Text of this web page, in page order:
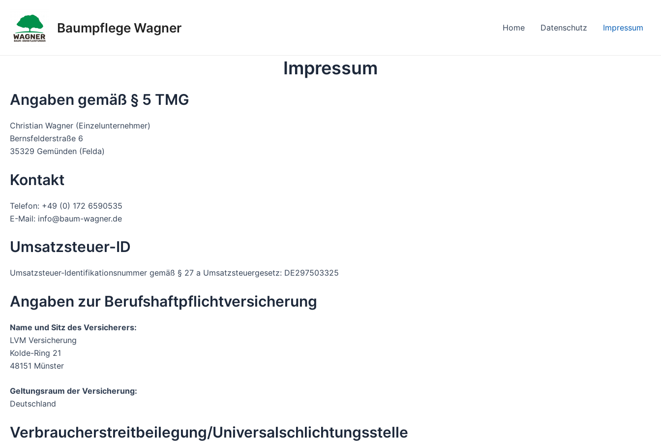
Inhalt
springen
Baumpflege Wagner Home Datenschutz Impressum
Impressum
Angaben gemäß § 5 TMG
Christian Wagner (Einzelunternehmer)
Bernsfelderstraße 6
35329 Gemünden (Felda)
Kontakt
Telefon: +49 (0) 172 6590535
E-Mail: info@baum-wagner.de
Umsatzsteuer-ID
Umsatzsteuer-Identifikationsnummer gemäß § 27 a Umsatzsteuergesetz: DE297503325
Angaben zur Berufshaftpflichtversicherung
Name und Sitz des Versicherers:
LVM Versicherung
Kolde-Ring 21
48151 Münster
Geltungsraum der Versicherung:
Deutschland
Verbraucherstreitbeilegung/Universalschlichtungsstelle